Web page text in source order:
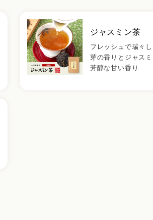
ジャスミン茶
フレッシュで瑞々
芽の香りとジャス
芳醇な甘い香り